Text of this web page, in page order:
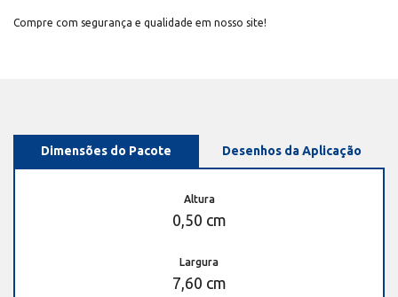
Compre com segurança e qualidade em nosso site!
Dimensões do Pacote Desenhos da Aplicação
Altura
0,50 cm
Largura
7,60 cm